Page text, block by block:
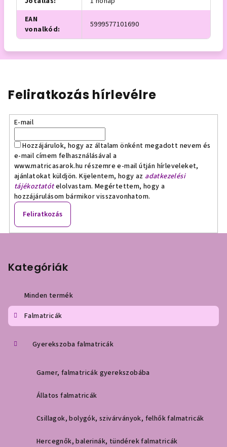
EAN
vonalkód: 5999577101690
Feliratkozás hírlevélre
E-mail
Hozzájárulok, hogy az általam önként megadott nevem és
e-mail címem felhasználásával a
www.matricasarok.hu részemre e-mail útján hírleveleket,
ajánlatokat küldjön. Kijelentem, hogy az adatkezelési
tájékoztatótelolvastam. Megértettem, hogy a
hozzájárulásom bármikor visszavonhatom.
Feliratkozás
Kategóriák
Minden termék
Falmatricák
Gyerekszoba falmatricák
Gamer, falmatricák gyerekszobába
Állatos falmatricák
Csillagok, bolygók, szivárványok, felhők falmatricák
Hercegnők, balerinák, tündérek falmatricák